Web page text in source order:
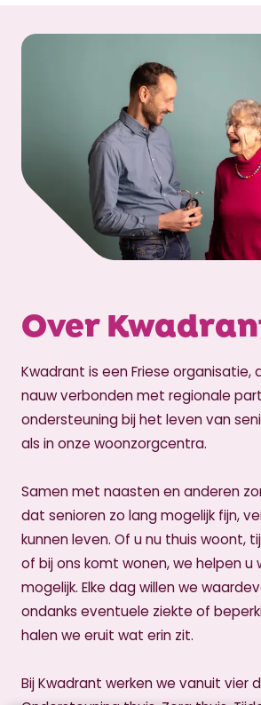
Over
Kwadrant is een Friese organisatie,
nauw verbonden met regionale
ondersteuning bij het leven van
als in onze woonzorgcentra.
Samen met naasten en anderen
dat senioren zo lang mogelijk fijn,
kunnen leven. Of u nu thuis woont,
of bij ons komt wonen, we helpen u
mogelijk. Elke dag willen we
ondanks eventuele ziekte of
halen we eruit wat erin zit.
Bij Kwadrant werken we vanuit vier